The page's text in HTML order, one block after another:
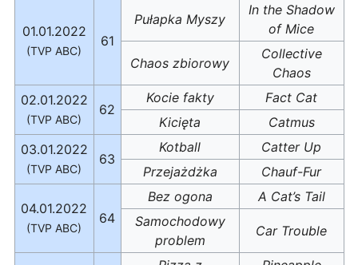
01.01.2022
(TVP ABC)
61
Pułapka Myszy
In the Shadow
of Mice
Chaos zbiorowy
Collective
Chaos
02.01.2022
(TVP ABC)
62
Kocie fakty
Fact Cat
Kicięta
Catmus
03.01.2022
(TVP ABC)
63
Kotball
Catter Up
Przejażdżka
Chauf-Fur
04.01.2022
(TVP ABC)
64
Bez ogona
A Cat’s Tail
Samochodowy
problem
Car Trouble